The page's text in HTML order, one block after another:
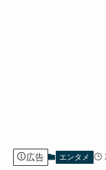
広告 エンタメ